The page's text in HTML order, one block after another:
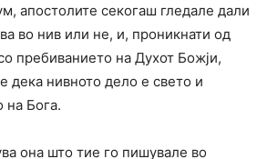
апостолите секогаш гледале дали
во нив или не, и, проникнати од
пребиванието на Духот Божји,
дека нивното дело е свето и
на Бога.
она што тие го пишувале во